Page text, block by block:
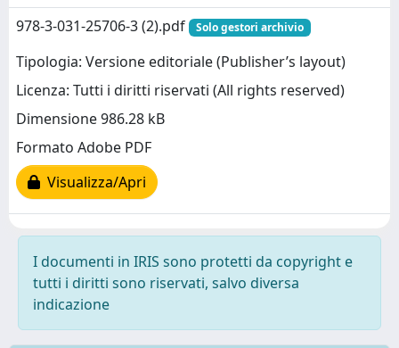
978-3-031-25706-3 (2).pdf
Solo gestori archivio
Tipologia: Versione editoriale (Publisher’s layout)
Licenza: Tutti i diritti riservati (All rights reserved)
Dimensione 986.28 kB
Formato Adobe PDF
Visualizza/Apri
I documenti in IRIS sono protetti da copyright e
tutti i diritti sono riservati, salvo diversa
indicazione